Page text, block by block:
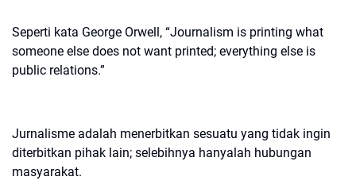
Seperti kata George Orwell, “Journalism is printing what
someone else does not want printed; everything else is
public relations.”
Jurnalisme adalah menerbitkan sesuatu yang tidak ingin
diterbitkan pihak lain; selebihnya hanyalah hubungan
masyarakat.